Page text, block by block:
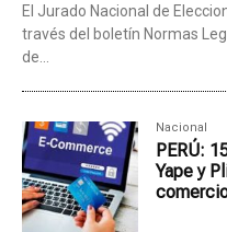
El Jurado Nacional de
través del boletín Normas
de...
Nacional
PERÚ:
Yape y